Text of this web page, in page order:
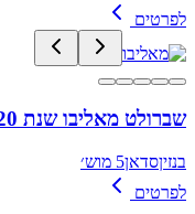
לפרטים
שברולט מאליבו שנת 2020
בנזיןסדאן5 מוש׳
לפרטים